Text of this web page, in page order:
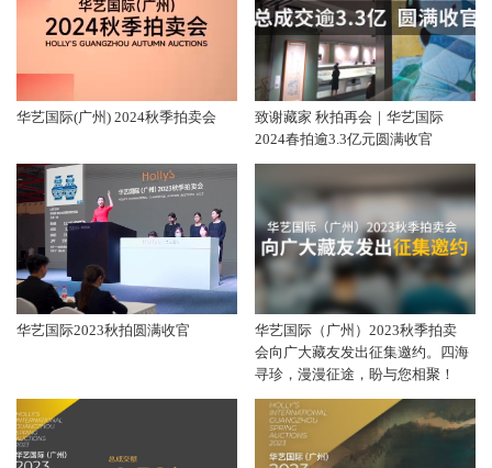
华艺国际(广州) 2024秋季拍卖会
致谢藏家 秋拍再会｜华艺国际
2024春拍逾3.3亿元圆满收官
华艺国际2023秋拍圆满收官
华艺国际（广州）2023秋季拍卖
会向广大藏友发出征集邀约。四海
寻珍，漫漫征途，盼与您相聚！